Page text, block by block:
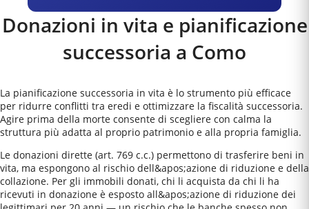
Donazioni in vita e pianificazione
successoria a Como
La pianificazione successoria in vita è lo strumento più efficace
per ridurre conflitti tra eredi e ottimizzare la fiscalità successoria.
Agire prima della morte consente di scegliere con calma la
struttura più adatta al proprio patrimonio e alla propria famiglia.
Le donazioni dirette (art. 769 c.c.) permettono di trasferire beni in
vita, ma espongono al rischio dell&apos;azione di riduzione e della
collazione. Per gli immobili donati, chi li acquista da chi li ha
ricevuti in donazione è esposto all&apos;azione di riduzione dei